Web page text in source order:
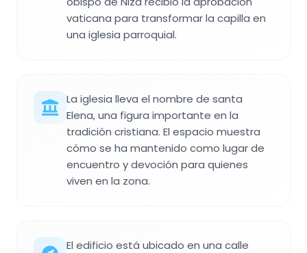
vaticana para transformar la capilla en
una iglesia parroquial.
La iglesia lleva el nombre de santa
Elena, una figura importante en la
tradición cristiana. El espacio muestra
cómo se ha mantenido como lugar de
encuentro y devoción para quienes
viven en la zona.
El edificio está ubicado en una calle